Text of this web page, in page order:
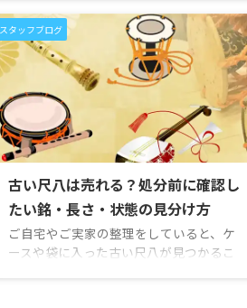
い」「銘が読めない尺八でも買取しても
らえるのか」と悩まれる方は少なくあり
ません。 尺八の銘は、製管師や工房、流
派などを知るための大切な手がかりで
す。真山、竹仙、山口四郎、青木鈴慕、
横山蘭畝、河野玉水など、評価されやす
い銘の尺八であれば、状態次第で査定額
に大きく関わることもあります。 ただ
し、銘が読めないからといって、すぐに
価値が分からない、買取できないという
わけではありません。尺八は、銘以外に
も長さ ...
スタッフブログ
古い尺八は売れる？処分前に確認し
たい銘・長さ・状態の見分け方
ご自宅やご実家の整理をしていると、ケ
ースや袋に入った古い尺八が見つかるこ